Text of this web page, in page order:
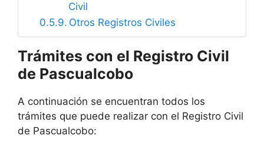
Civil
Otros Registros Civiles
Trámites con el Registro Civil
de Pascualcobo
A continuación se encuentran todos los
trámites que puede realizar con el Registro Civil
de Pascualcobo: